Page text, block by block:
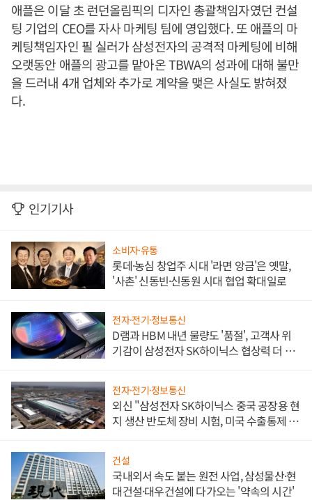
애플은 이달 초 런던올림픽의 디자인 총괄책임자였던 컨설
팅 기업의 CEO를 자사 마케팅 팀에 영입했다. 또 애플의 마
케팅책임자인 필 실러가 삼성전자의 공격적 마케팅에 비해
오랫동안 애플의 광고를 맡아온 TBWA의 성과에 대해 불만
을 드러내 4개 업체와 추가로 계약을 맺은 사실도 밝혀졌
다.
인기기사
소비자·유통
롯데·농심 창업주 시대 '라면 앙금'은 옛말,
'사촌' 신동빈·신동원 시대 협업 확대일로
전자·전기·정보통신
D램과 HBM 내년 물량도 '품절', 고객사 위
기감이 삼성전자 SK하이닉스 협상력 더 키
전자·전기·정보통신
외신 "삼성전자 SK하이닉스 중국 공장용 현
지 생산 반도체 장비 시험, 미국 수출통제 대
건설
국내외서 속도 붙는 원전 사업, 삼성물산·현
대건설·대우건설에 다가오는 '약속의 시간'